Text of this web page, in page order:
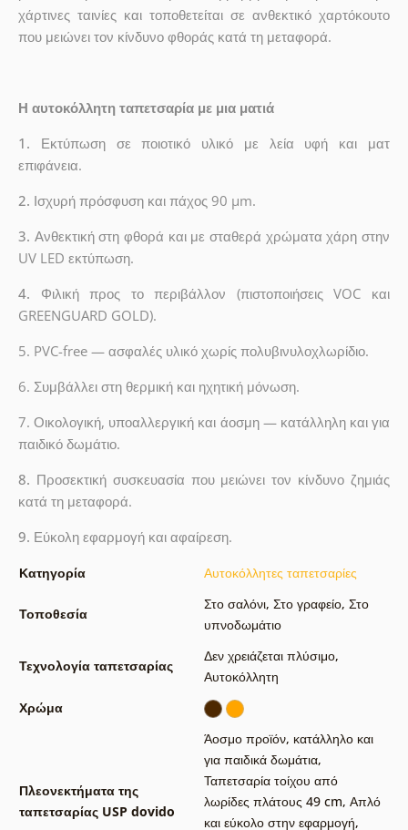
χάρτινες ταινίες και τοποθετείται σε ανθεκτικό χαρτόκουτο
που μειώνει τον κίνδυνο φθοράς κατά τη μεταφορά.
Η αυτοκόλλητη ταπετσαρία με μια ματιά
1. Εκτύπωση σε ποιοτικό υλικό με λεία υφή και ματ
επιφάνεια.
2. Ισχυρή πρόσφυση και πάχος 90 µm.
3. Ανθεκτική στη φθορά και με σταθερά χρώματα χάρη στην
UV LED εκτύπωση.
4. Φιλική προς το περιβάλλον (πιστοποιήσεις VOC και
GREENGUARD GOLD).
5. PVC-free — ασφαλές υλικό χωρίς πολυβινυλοχλωρίδιο.
6. Συμβάλλει στη θερμική και ηχητική μόνωση.
7. Οικολογική, υποαλλεργική και άοσμη — κατάλληλη και για
παιδικό δωμάτιο.
8. Προσεκτική συσκευασία που μειώνει τον κίνδυνο ζημιάς
κατά τη μεταφορά.
9. Εύκολη εφαρμογή και αφαίρεση.
Κατηγορία Αυτοκόλλητες ταπετσαρίες
Τοποθεσία
Στο σαλόνι, Στο γραφείο, Στο
υπνοδωμάτιο
Τεχνολογία ταπετσαρίας
Δεν χρειάζεται πλύσιμο,
Αυτοκόλλητη
Χρώμα
Πλεονεκτήματα της
ταπετσαρίας USP dovido
Άοσμο προϊόν, κατάλληλο και
για παιδικά δωμάτια,
Ταπετσαρία τοίχου από
λωρίδες πλάτους 49 cm, Απλό
και εύκολο στην εφαρμογή,